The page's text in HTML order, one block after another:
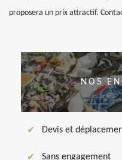
proposera un prix attractif.
NOS
Devis et
Sans engagement